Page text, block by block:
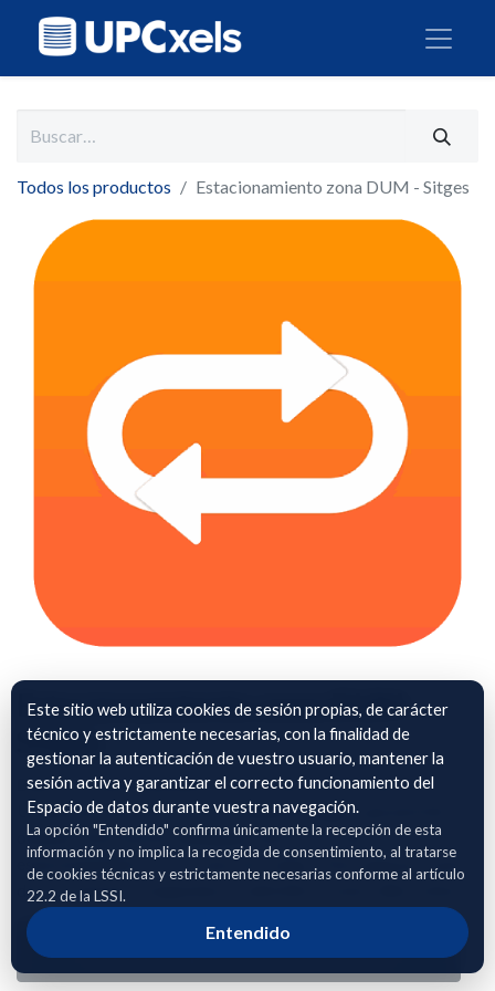
Todos los productos Estacionamiento zona DUM - Sitges
Estacionamiento zona DUM -
Sitges
Datos de estacionamiento en las zonas de Distribución
Urbana de Mercancías de la ciudad de Sitges, que permite
obtener información detallada sobre el uso del
estacionamiento en las zonas de Carga y Descarga por parte
de los camiones, furgonetas y vehíclulos comerciales mixtos.
Adhierete para solicitar acceso
Este sitio web utiliza cookies de sesión propias, de carácter
técnico y estrictamente necesarias, con la finalidad de
gestionar la autenticación de vuestro usuario, mantener la
sesión activa y garantizar el correcto funcionamiento del
Espacio de datos durante vuestra navegación.
La opción "Entendido" confirma únicamente la recepción de esta
información y no implica la recogida de consentimiento, al tratarse
de cookies técnicas y estrictamente necesarias conforme al artículo
22.2 de la LSSI.
Entendido